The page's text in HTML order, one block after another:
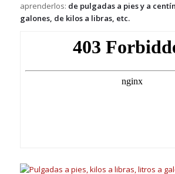
aprenderlos: de pulgadas a pies y a
galones, de kilos a libras, etc.